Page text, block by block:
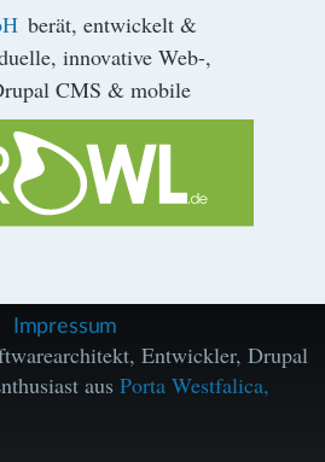
berät, entwickelt &
innovative Web-,
CMS & mobile
Impressum
Entwickler, Drupal
aus Porta Westfalica,